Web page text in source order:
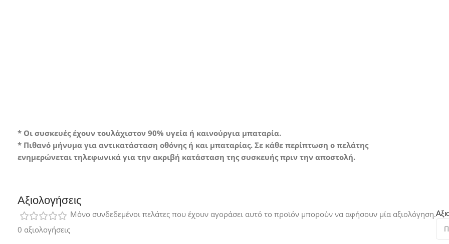
* Οι συσκευές έχουν τουλάχιστον 90% υγεία ή καινούργια μπαταρία.
* Πιθανό μήνυμα για αντικατάσταση οθόνης ή και μπαταρίας. Σε κάθε περίπτωση ο πελάτης
ενημερώνεται τηλεφωνικά για την ακριβή κατάσταση της συσκευής πριν την αποστολή.
Αξιολογήσεις
0 αξιολογήσεις
Μόνο συνδεδεμένοι πελάτες που έχουν αγοράσει αυτό το προϊόν μπορούν να αφήσουν μία αξιολόγηση.